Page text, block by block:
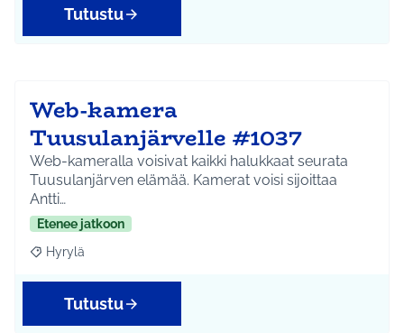
Tutustu
Web-kamera
Tuusulanjärvelle #1037
Web-kameralla voisivat kaikki halukkaat seurata
Tuusulanjärven elämää. Kamerat voisi sijoittaa
Antti…
Etenee jatkoon
Rajaa tulokset aihepiirin mukaan: Hyrylä
Hyrylä
Tutustu